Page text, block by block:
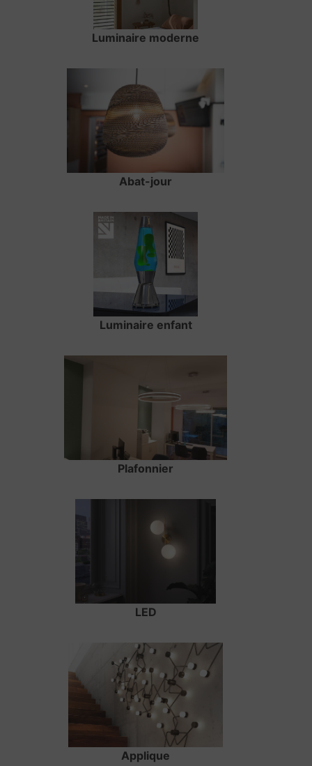
Luminaire moderne
Abat-jour
Luminaire enfant
Plafonnier
LED
Applique